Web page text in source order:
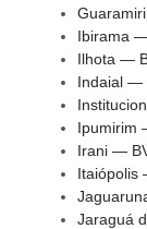
Ibirama
Ilhota —
Indaial —
Ipumirim
Irani —
Itaiópolis
Jaraguá